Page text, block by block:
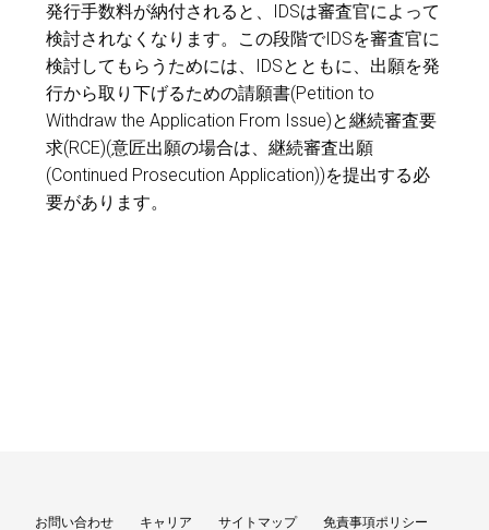
発行手数料が納付されると、IDSは審査官によって
検討されなくなります。この段階でIDSを審査官に
検討してもらうためには、IDSとともに、出願を発
行から取り下げるための請願書(Petition to
Withdraw the Application From Issue)と継続審査要
求(RCE)(意匠出願の場合は、継続審査出願
(Continued Prosecution Application))を提出する必
要があります。
お問い合わせ キャリア サイトマップ 免責事項ポリシー